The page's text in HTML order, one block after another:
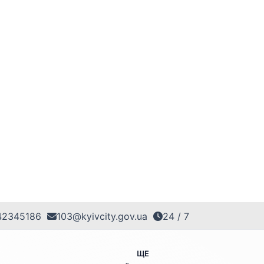
103@kyivcity.gov.ua 24 / 7
ЩЕ